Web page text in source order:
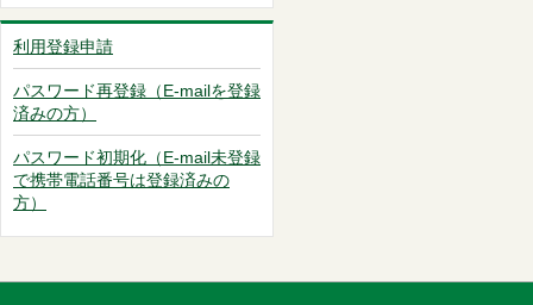
利用登録申請
パスワード再登録（E-mailを登録
済みの方）
パスワード初期化（E-mail未登録
で携帯電話番号は登録済みの
方）